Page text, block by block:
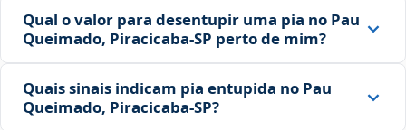
Qual o valor para desentupir uma pia no Pau
Queimado, Piracicaba‑SP perto de mim?
Quais sinais indicam pia entupida no Pau
Queimado, Piracicaba‑SP?